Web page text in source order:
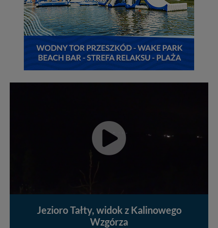
Jezioro Tałty, widok z Kalinowego
Wzgórza